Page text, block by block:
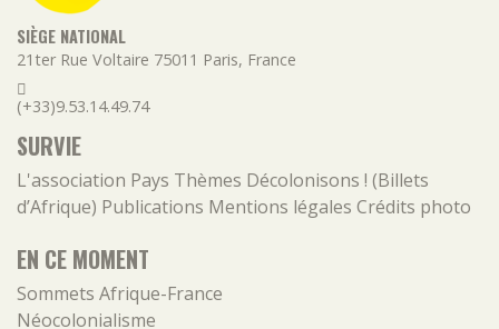
SIÈGE NATIONAL
21ter Rue Voltaire 75011 Paris, France
(+33)9.53.14.49.74
SURVIE
L'association Pays Thèmes Décolonisons ! (Billets
d’Afrique) Publications Mentions légales Crédits photo
EN CE MOMENT
Sommets Afrique-France
Néocolonialisme